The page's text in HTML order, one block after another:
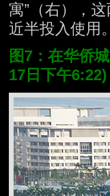
寓”（右），
近半投入使用。
图7：在华侨
17日下午6:22)